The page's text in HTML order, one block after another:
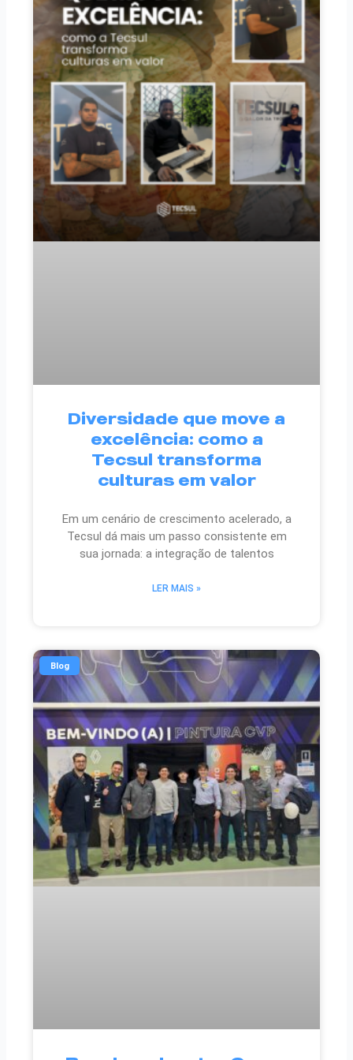
Diversidade que move a
excelência: como a
Tecsul transforma
culturas em valor
Em um cenário de crescimento acelerado, a
Tecsul dá mais um passo consistente em
sua jornada: a integração de talentos
LER MAIS »
Blog